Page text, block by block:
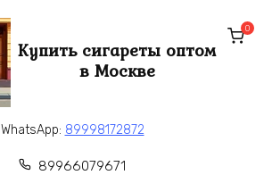
Купить сигареты оптом
в Москве
0
WhatsApp: 89998172872
89966079671